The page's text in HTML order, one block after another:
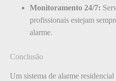
Monitoramento 24/7:
profissionais estejam
alarme.
Conclusão
Um sistema de alarme